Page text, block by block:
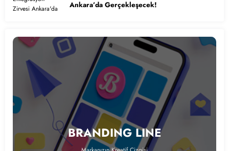
Ankara’da Gerçekleşecek!
BRANDING LINE